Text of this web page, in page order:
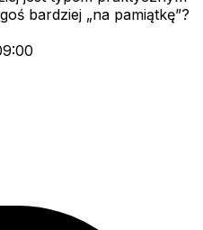
bardziej „na pamiątkę”?